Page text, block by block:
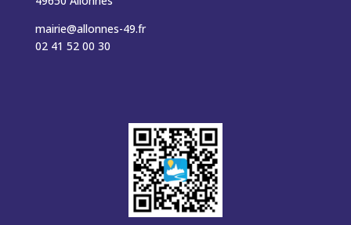
mairie@allonnes-49.fr
02 41 52 00 30